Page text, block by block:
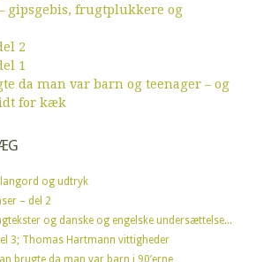
gipsgebis, frugtplukkere og
2
1
da man var barn og teenager – og
for kæk
og udtryk
– del 2
og danske og engelske undersættelse...
3; Thomas Hartmann vittigheder